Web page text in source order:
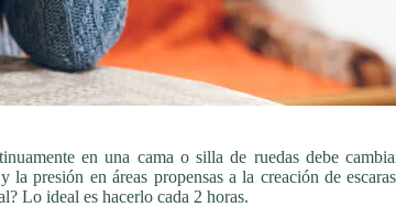
en una cama o silla de ruedas debe
la presión en áreas propensas a la creación de
Lo ideal es hacerlo cada 2 horas.